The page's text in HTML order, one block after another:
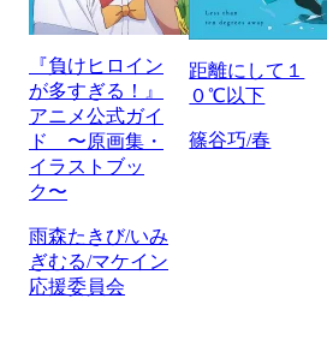
『負けヒロイン
が多すぎる！』
アニメ公式ガイ
ド 〜原画集・
イラストブッ
ク〜
雨森たきび/いみ
ぎむる/マケイン
応援委員会
距離にして１
０℃以下
篠谷巧/春